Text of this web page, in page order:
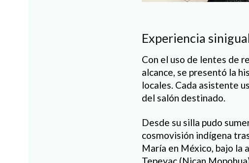
Experiencia
Con el uso de lentes de
alcance, se presentó la
locales. Cada asistente
del salón destinado.
Desde su silla pudo
cosmovisión indígena
María en México, bajo la
Tepeyac (Nican